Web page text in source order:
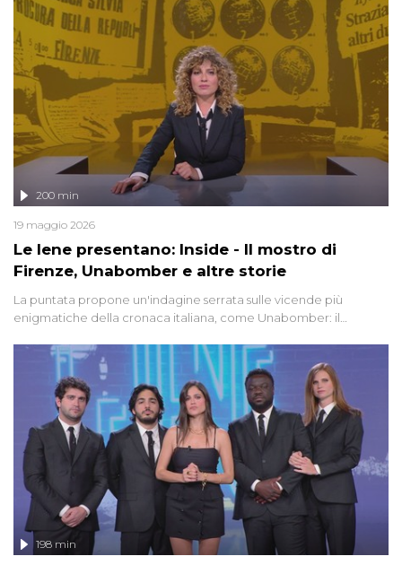
Le Iene presentano: Inside - Il mostro di
Firenze, Unabomber e altre storie
200 min
19 maggio 2026
La puntata propone un'indagine serrata sulle vicende più
enigmatiche della cronaca italiana, come Unabomber: il
'90 e il 2000 che, inquietantemente, potrebbe essere ancora in
libertà. Lo speciale affronta inoltre le zone d'ombra sul Mostro di
Firenze, le cui responsabilità appaiono ancora oggi avvolte in un
groviglio di dubbi mai chiariti. Nel corso dello speciale anche
l'intervista inedita a Olindo Romano, realizzata ne...
198 min